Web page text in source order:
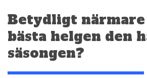
Betydligt närmare
bästa helgen den
säsongen?